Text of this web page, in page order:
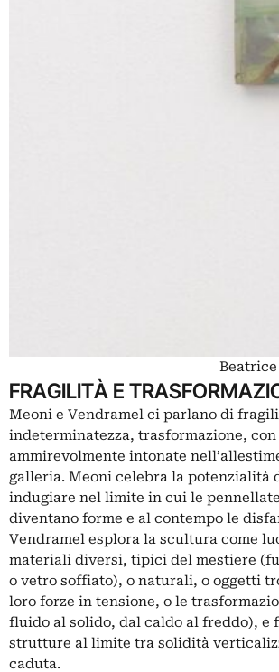
FRAGILITÀ E
Meoni e Vendramel ci parlano di
indeterminatezza, trasformazione, con
ammirevolmente intonate
galleria. Meoni celebra la potenzialità
indugiare nel limite in cui le
diventano forme e al contempo le
Vendramel esplora la scultura come
materiali diversi, tipici del mestiere
o vetro soffiato), o naturali, o oggetti
loro forze in tensione, o le
fluido al solido, dal caldo al freddo), e
strutture al limite tra solidità
caduta.